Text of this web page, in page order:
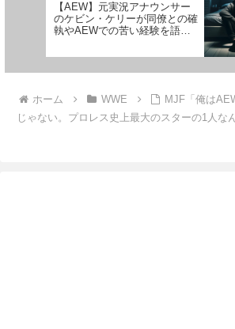
【AEW】元実況アナウンサー
のケビン・ケリーが同僚との確
執やAEWでの苦い経験を語
いた時の方がずっと良かった」
ホーム WWE
MJF「俺は
じゃない。プロレス史上最大のスターの1人な